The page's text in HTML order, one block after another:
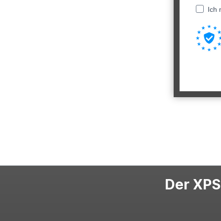
Ich
Der